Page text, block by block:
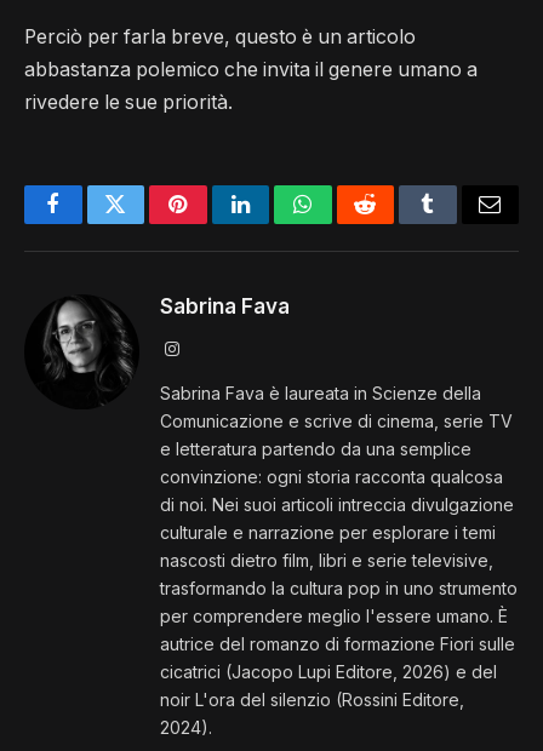
Perciò per farla breve, questo è un articolo
abbastanza polemico che invita il genere umano a
rivedere le sue priorità.
FacebookTwitterPinterestLinkedInWhatsappRedditTumblr
Sabrina Fava
Instagram
Sabrina Fava è laureata in Scienze della
Comunicazione e scrive di cinema, serie TV
e letteratura partendo da una semplice
convinzione: ogni storia racconta qualcosa
di noi. Nei suoi articoli intreccia divulgazione
culturale e narrazione per esplorare i temi
nascosti dietro film, libri e serie televisive,
trasformando la cultura pop in uno strumento
per comprendere meglio l'essere umano. È
autrice del romanzo di formazione Fiori sulle
cicatrici (Jacopo Lupi Editore, 2026) e del
noir L'ora del silenzio (Rossini Editore,
2024).